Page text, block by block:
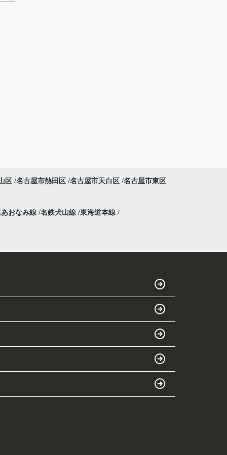
区 名古屋市熱田区 名古屋市天白区 名古屋市東区
おなみ線 名鉄犬山線 東海道本線